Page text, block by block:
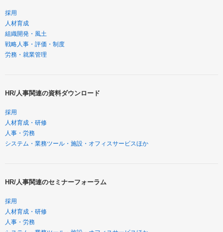
採用
人材育成
組織開発・風土
戦略人事・評価・制度
労務・就業管理
HR/人事関連の資料ダウンロード
採用
人材育成・研修
人事・労務
システム・業務ツール・施設・オフィスサービスほか
HR/人事関連のセミナーフォーラム
採用
人材育成・研修
人事・労務